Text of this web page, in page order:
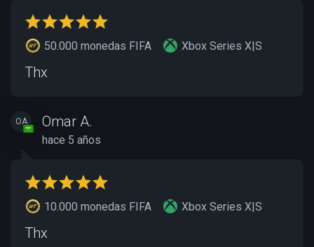
50.000 monedas FIFA Xbox Series X|S
Thx
OA Omar A.
hace 5 años
10.000 monedas FIFA Xbox Series X|S
Thx